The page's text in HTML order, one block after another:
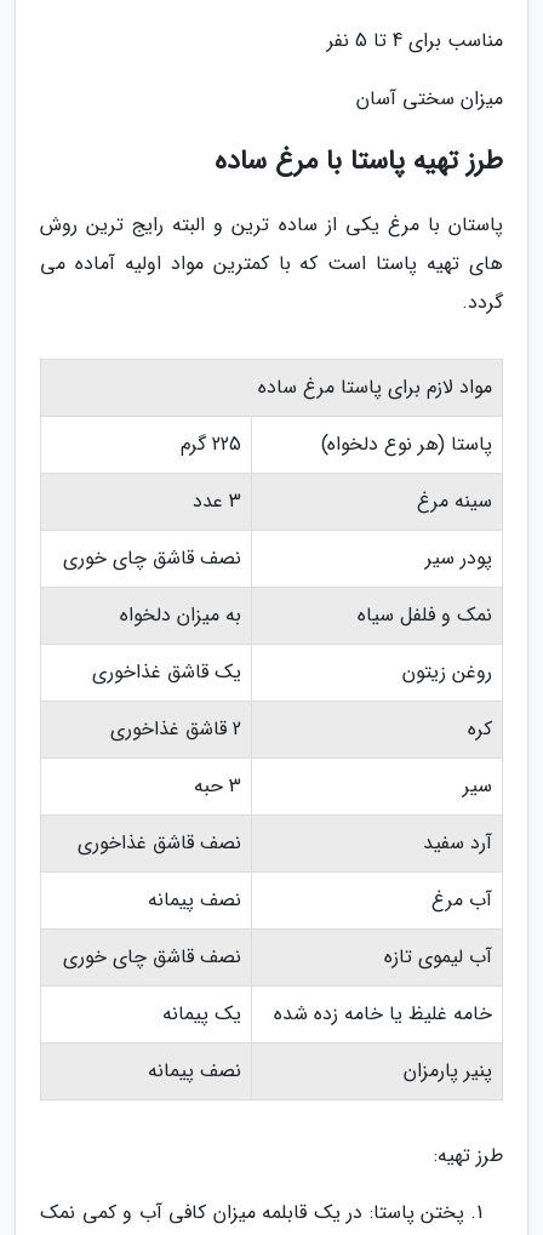
مناسب برای 4 تا 5 نفر
میزان سختی آسان
طرز تهیه پاستا با مرغ ساده
پاستان با مرغ یکی از ساده ترین و البته رایج ترین روش
های تهیه پاستا است که با کمترین مواد اولیه آماده می
گردد.
مواد لازم برای پاستا مرغ ساده
پاستا (هر نوع دلخواه)
225 گرم
سینه مرغ
3 عدد
پودر سیر
نصف قاشق چای خوری
نمک و فلفل سیاه
به میزان دلخواه
روغن زیتون
یک قاشق غذاخوری
کره
2 قاشق غذاخوری
سیر
3 حبه
آرد سفید
نصف قاشق غذاخوری
آب مرغ
نصف پیمانه
آب لیموی تازه
نصف قاشق چای خوری
خامه غلیظ یا خامه زده شده
یک پیمانه
پنیر پارمزان
نصف پیمانه
طرز تهیه:
پختن پاستا: در یک قابلمه میزان کافی آب و کمی نمک